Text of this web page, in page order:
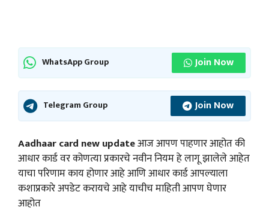
WhatsApp Group Join Now
Telegram Group Join Now
Aadhaar card new updateआज आपण पाहणार आहोत की
आधार कार्ड वर कोणत्या प्रकारचे नवीन नियम हे लागू झालेले आहेत
याचा परिणाम काय होणार आहे आणि आधार कार्ड आपल्याला
कशाप्रकारे अपडेट करायचे आहे याचीच माहिती आपण घेणार
आहोत